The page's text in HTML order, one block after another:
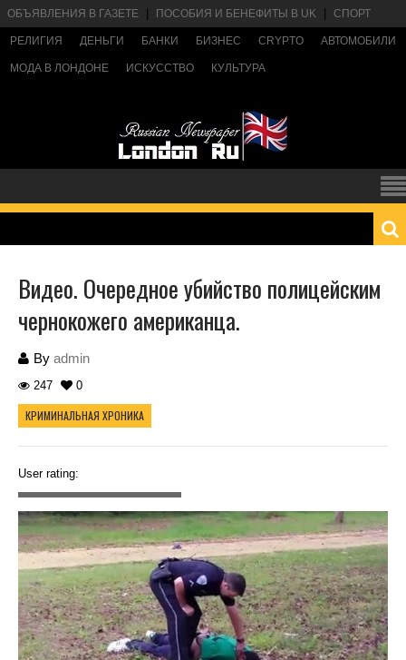
ОБЪЯВЛЕНИЯ В ГАЗЕТЕ ПОСОБИЯ И БЕНЕФИТЫ В UK СПОРТ
РЕЛИГИЯ ДЕНЬГИ БАНКИ БИЗНЕС CRYPTO АВТОМОБИЛИ
МОДА В ЛОНДОНЕ ИСКУССТВО КУЛЬТУРА
Видео. Очередное убийство полицейским
чернокожего американца.
By admin
247 0
КРИМИНАЛЬНАЯ ХРОНИКА
User rating: